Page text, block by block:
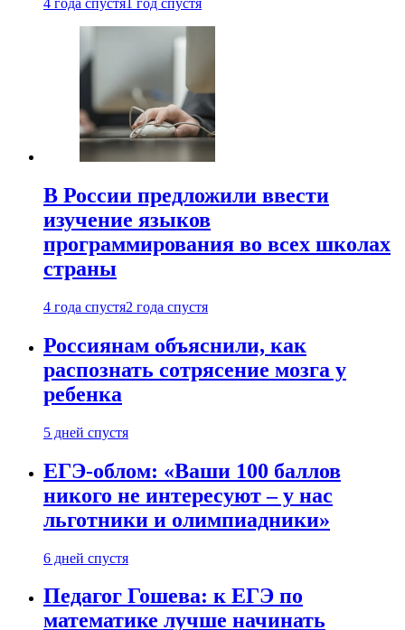
4 года спустя 1 год спустя
В России предложили ввести
изучение языков
программирования во всех школах
страны
4 года спустя2 года спустя
Россиянам объяснили, как
распознать сотрясение мозга у
ребенка
5 дней спустя
ЕГЭ-облом: «Ваши 100 баллов
никого не интересуют – у нас
льготники и олимпиадники»
6 дней спустя
Педагог Гошева: к ЕГЭ по
математике лучше начинать